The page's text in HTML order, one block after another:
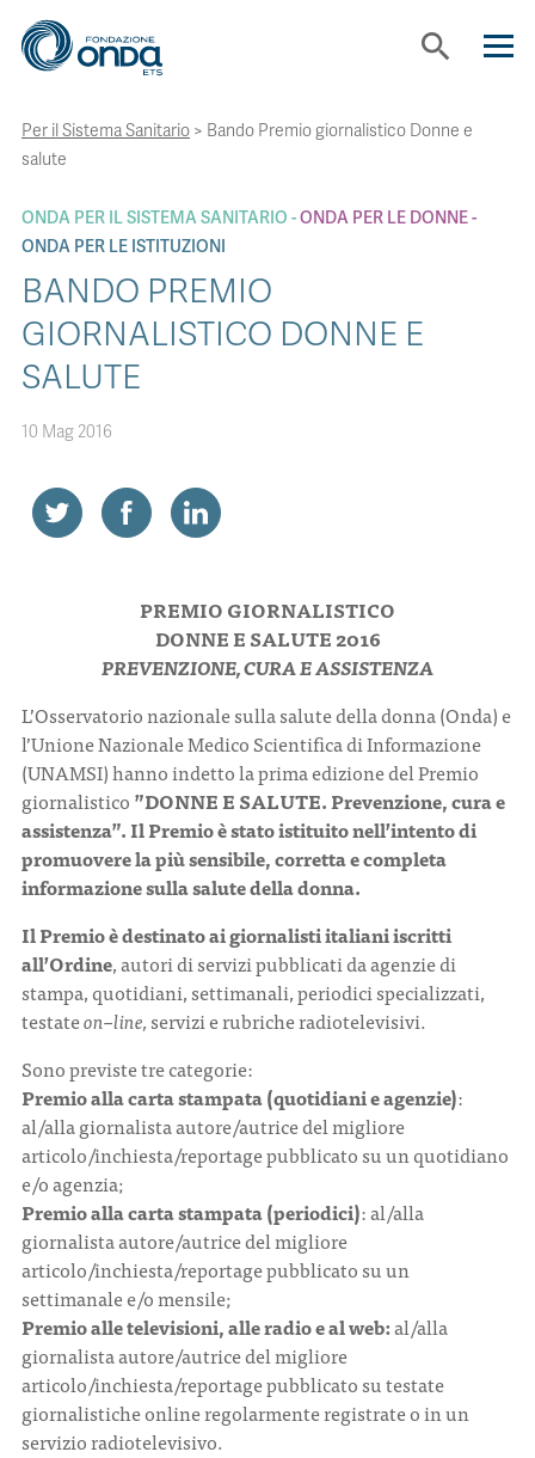
search
CHI SIAMO
CON CHI LAVORIAMO
STRUMENTI
PROGETTI
BOLLINI
NEWS
ITA ENG
Per il Sistema Sanitario > Bando Premio giornalistico Donne e
salute
ONDA PER IL SISTEMA SANITARIO
ONDA PER LE DONNE
ONDA PER LE ISTITUZIONI
BANDO PREMIO
GIORNALISTICO DONNE E
SALUTE
10 Mag 2016
PREMIO GIORNALISTICO
DONNE E SALUTE 2016
PREVENZIONE, CURA E ASSISTENZA
L’Osservatorio nazionale sulla salute della donna (Onda) e
l’Unione Nazionale Medico Scientifica di Informazione
(UNAMSI) hanno indetto la prima edizione del Premio
giornalistico”DONNE E SALUTE. Prevenzione, cura e
assistenza”. Il Premio è stato istituito nell’intento di
promuovere la più sensibile, corretta e completa
informazione sulla salute della donna.
Il Premio è destinato ai giornalisti italiani iscritti
all’Ordine, autori di servizi pubblicati da agenzie di
stampa, quotidiani, settimanali, periodici specializzati,
testateon–line,servizi e rubriche radiotelevisivi.
Sono previste tre categorie:
Premio alla carta stampata (quotidiani e agenzie):
al/alla giornalista autore/autrice del migliore
articolo/inchiesta/reportage pubblicato su un quotidiano
e/o agenzia;
Premio alla carta stampata (periodici): al/alla
giornalista autore/autrice del migliore
articolo/inchiesta/reportage pubblicato su un
settimanale e/o mensile;
Premio alle televisioni, alle radio e al web:al/alla
giornalista autore/autrice del migliore
articolo/inchiesta/reportage pubblicato su testate
giornalistiche online regolarmente registrate o in un
servizio radiotelevisivo.